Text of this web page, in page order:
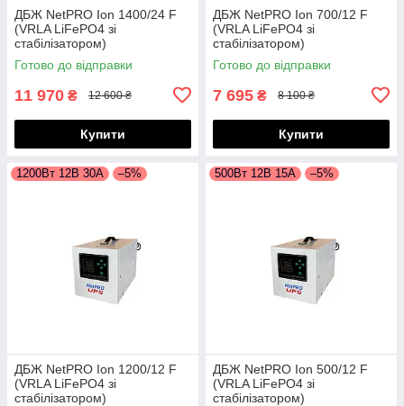
ДБЖ NetPRO Ion 1400/24 ​​F
(VRLA LiFePO4 зі
стабілізатором)
Готово до відправки
11 970 ₴ 12 600 ₴
Купити
ДБЖ NetPRO Ion 700/12 F
(VRLA LiFePO4 зі
стабілізатором)
Готово до відправки
7 695 ₴ 8 100 ₴
Купити
1200Вт 12В 30А –5%
ДБЖ NetPRO Ion 1200/12 F
(VRLA LiFePO4 зі
стабілізатором)
500Вт 12В 15А –5%
ДБЖ NetPRO Ion 500/12 F
(VRLA LiFePO4 зі
стабілізатором)